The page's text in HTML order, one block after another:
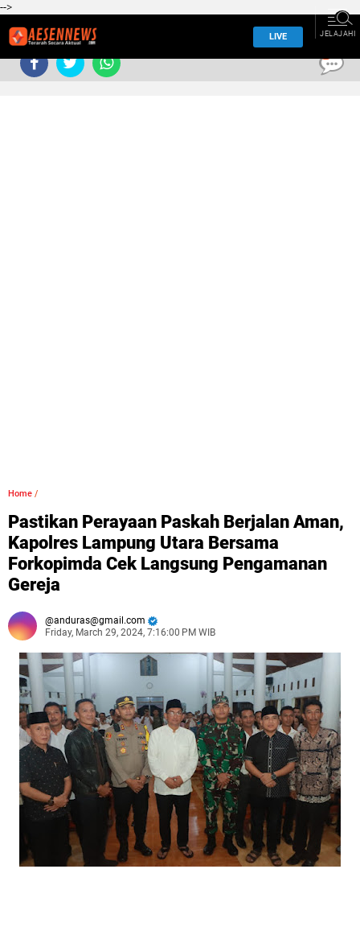
-->
LIVE JELAJAHI
Home /
Pastikan Perayaan Paskah Berjalan Aman,
Kapolres Lampung Utara Bersama
Forkopimda Cek Langsung Pengamanan
Gereja
anduras@gmail.com
Friday, March 29, 2024, 7:16:00 PM WIB